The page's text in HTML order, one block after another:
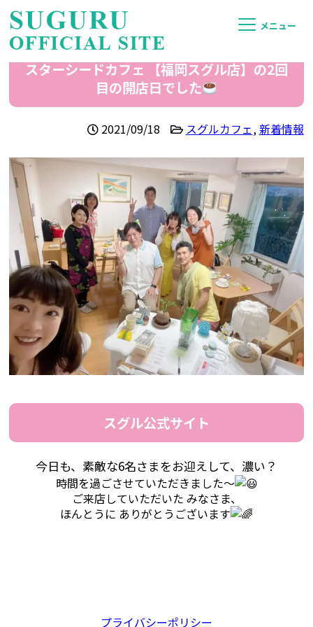
メニュー
スターシードカフェ 【福岡スグル店】の2回
目の開店日でした
2021/09/18 スグルカフェ,新着情報
スグル公式サイト
今日も、 素敵な6名さまをお迎えして、濃い？
時間を過ごさせていただきました〜
ご来店していただいた みなさま、
ほんとうに ありがとうございます
プライバシーポリシー